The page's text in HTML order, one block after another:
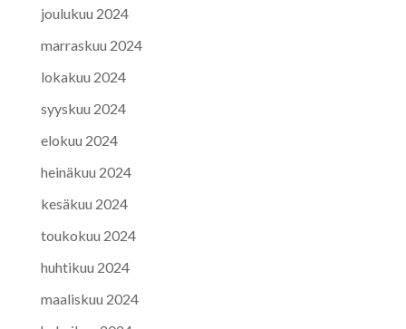
joulukuu 2024
marraskuu 2024
lokakuu 2024
syyskuu 2024
elokuu 2024
heinäkuu 2024
kesäkuu 2024
toukokuu 2024
huhtikuu 2024
maaliskuu 2024